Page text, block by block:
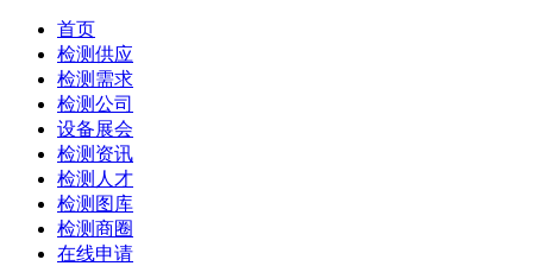
首页
检测供应
检测需求
检测公司
设备展会
检测资讯
检测人才
检测图库
检测商圈
在线申请